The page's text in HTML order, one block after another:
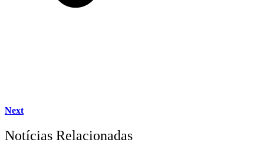
Next
Notícias Relacionadas